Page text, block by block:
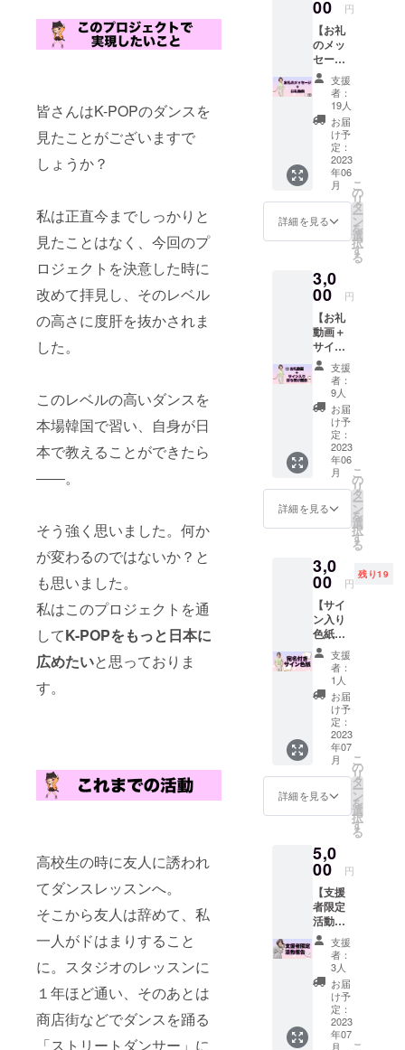
皆さんはK-POPのダンスを
見たことがございますで
しょうか？
私は正直今までしっかりと
見たことはなく、今回のプ
ロジェクトを決意した時に
改めて拝見し、そのレベル
の高さに度肝を抜かされま
した。
このレベルの高いダンスを
本場韓国で習い、自身が日
本で教えることができたら
――。
そう強く思いました。何か
が変わるのではないか？と
も思いました。
私はこのプロジェクトを通
してK-POPをもっと日本に
広めたいと思っておりま
す。
高校生の時に友人に誘われ
てダンスレッスンへ。
そこから友人は辞めて、私
一人がドはまりすること
に。スタジオのレッスンに
１年ほど通い、そのあとは
商店街などでダンスを踊る
「ストリートダンサー」に
す。
くだ
さって
いる方
向けの
リター
ンで
す。
MACHi
よりお
礼動画
と美味
しいも
のを食
べた写
真をお
【動画
内容】
3分～5
分程度
のお礼
動画と
写真を
データ
にて
メール
でお送
りいた
しま
す。
00 円
【お礼
のメッ
セージ
＋お礼
動画】
プロ
ジェク
ト終了
後、ダ
ンサー
MACHi
よりお
礼の
メッ
セージ
とお礼
お送り
いたし
ます！
【動画
内容】
収録時
間：3分
～5分
提供方
法：視
聴用の
URLを
メール
で送信
支援
者：
19人
お届
け予
定：
2023
年06
月
詳細を見る
こ
の
リ
タ
ー
ン
を
選
択
す
る
3,0
00 円
【お礼
動画＋
サイン
入り待
ち受け
画像】
プロ
ジェク
ト終了
後ダン
サー
MACHi
よりお
礼動画
とサイ
ン入り
け画像
をお送
りいた
しま
す！
【動画
内容】
収録時
間：3分
～5分
提供方
法：視
聴用の
URLを
メール
で送信
支援
者：
9人
お届
け予
定：
2023
年06
月
詳細を見る
こ
の
リ
タ
ー
ン
を
選
択
す
る
3,0
00 円
残り19
【サイ
ン入り
色紙】
ダン
サー
MACHi
直筆サ
イン色
紙をお
届けい
たしま
す！ 備
考欄に
ご希望
のお名
前をお
ださ
い。
支援
者：
1人
お届
け予
定：
2023
年07
月
詳細を見る
こ
の
リ
タ
ー
ン
を
選
択
す
る
5,0
00 円
【支援
者限定
活動報
告】 プ
ロジェ
クト終
了後、
本リ
ターン
の支援
者様限
支援
者：
3人
お届
け予
定：
2023
年07
月
こ